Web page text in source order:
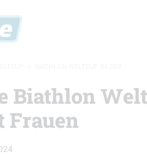
Biathlon
Frauen